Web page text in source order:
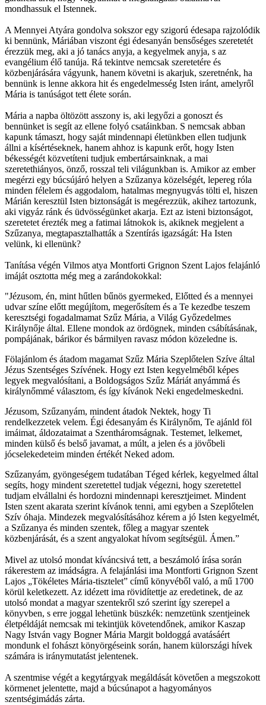
mondhassuk el Istennek.
A Mennyei Atyára gondolva sokszor egy szigorú édesapa rajzolódik
ki bennünk, Máriában viszont égi édesanyán bensőséges szeretetét
érezzük meg, aki a jó tanács anyja, a kegyelmek anyja, s az
evangélium élő tanúja. Rá tekintve nemcsak szeretetére és
közbenjárására vágyunk, hanem követni is akarjuk, szeretnénk, ha
bennünk is lenne akkora hit és engedelmesség Isten iránt, amelyről
Mária is tanúságot tett élete során.
Mária a napba öltözött asszony is, aki legyőzi a gonoszt és
bennünket is segít az ellene folyó csatáinkban. S nemcsak abban
kapunk támaszt, hogy saját mindennapi életünkben ellen tudjunk
állni a kísértéseknek, hanem ahhoz is kapunk erőt, hogy Isten
békességét közvetíteni tudjuk embertársainknak, a mai
szeretethiányos, önző, rosszal teli világunkban is. Amikor az ember
megérzi egy búcsújáró helyen a Szűzanya közelségét, lepereg róla
minden félelem és aggodalom, hatalmas megnyugvás tölti el, hiszen
Márián keresztül Isten biztonságát is megérezzük, akihez tartozunk,
aki vigyáz ránk és üdvösségünket akarja. Ezt az isteni biztonságot,
szeretetet érezték meg a fatimai látnokok is, akiknek megjelent a
Szűzanya, megtapasztalhatták a Szentírás igazságát: Ha Isten
velünk, ki ellenünk?
Tanítása végén Vilmos atya Montforti Grignon Szent Lajos felajánló
imáját osztotta még meg a zarándokokkal:
"Jézusom, én, mint hűtlen bűnös gyermeked, Előtted és a mennyei
udvar színe előtt megújítom, megerősítem és a Te kezedbe teszem
keresztségi fogadalmamat Szűz Mária, a Világ Győzedelmes
Királynője által. Ellene mondok az ördögnek, minden csábításának,
pompájának, bárikor és bármilyen ravasz módon közeledne is.
Fölajánlom és átadom magamat Szűz Mária Szeplőtelen Szíve által
Jézus Szentséges Szívének. Hogy ezt Isten kegyelméből képes
legyek megvalósítani, a Boldogságos Szűz Máriát anyámmá és
királynőmmé választom, és így kívánok Neki engedelmeskedni.
Jézusom, Szűzanyám, mindent átadok Nektek, hogy Ti
rendelkezzetek velem. Égi édesanyám és Királynőm, Te ajánld föl
imáimat, áldozataimat a Szentháromságnak. Testemet, lelkemet,
minden külső és belső javamat, a múlt, a jelen és a jövőbeli
jócselekedeteim minden értékét Neked adom.
Szűzanyám, gyöngeségem tudatában Téged kérlek, kegyelmed által
segíts, hogy mindent szeretettel tudjak végezni, hogy szeretettel
tudjam elvállalni és hordozni mindennapi keresztjeimet. Mindent
Isten szent akarata szerint kívánok tenni, ami egyben a Szeplőtelen
Szív óhaja. Mindezek megvalósításához kérem a jó Isten kegyelmét,
a Szűzanya és minden szentek, főleg a magyar szentek
közbenjárását, és a szent angyalokat hívom segítségül. Ámen.”
Mivel az utolsó mondat kíváncsivá tett, a beszámoló írása során
rákerestem az imádságra. A felajánlási ima Montforti Grignon Szent
Lajos „Tökéletes Mária-tisztelet” című könyvéből való, a mű 1700
körül keletkezett. Az idézett ima rövidítettje az eredetinek, de az
utolsó mondat a magyar szentekről szó szerint így szerepel a
könyvben, s erre joggal lehetünk büszkék: nemzetünk szentjeinek
életpéldáját nemcsak mi tekintjük követendőnek, amikor Kaszap
Nagy István vagy Bogner Mária Margit boldoggá avatásáért
mondunk el fohászt könyörgéseink során, hanem külországi hívek
számára is iránymutatást jelentenek.
A szentmise végét a kegytárgyak megáldását követően a megszokott
körmenet jelentette, majd a búcsúnapot a hagyományos
szentségimádás zárta.